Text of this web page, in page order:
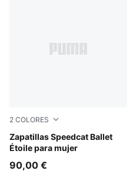
2 COLORES
Zapatillas Speedcat Ballet
Étoile para mujer
Créme De Mint-Gum
90,00 €